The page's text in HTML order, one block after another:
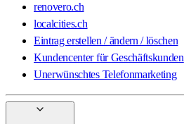
renovero.ch
localcities.ch
Eintrag erstellen / ändern / löschen
Kundencenter für Geschäftskunden
Unerwünschtes Telefonmarketing